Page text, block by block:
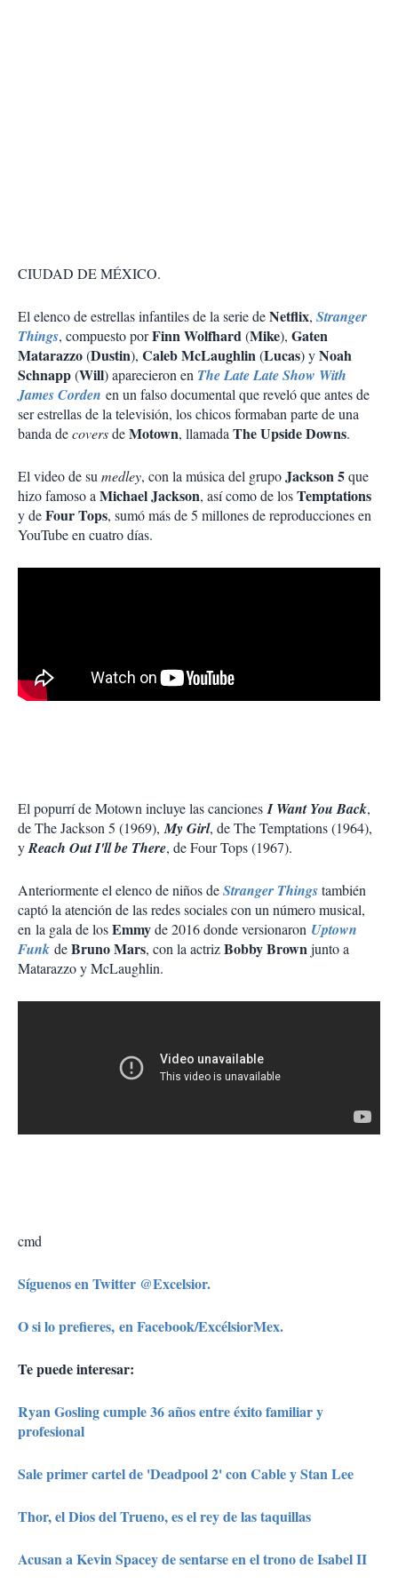
CIUDAD DE MÉXICO.
El elenco de estrellas infantiles de la serie deNetflix, Stranger
Things, compuesto porFinn Wolfhard(Mike), Gaten
Matarazzo(Dustin), Caleb McLaughlin(Lucas) yNoah
Schnapp(Will) aparecieron en The Late Late Show With
James Corden en un falso documental que reveló que antes de
ser estrellas de la televisión, los chicos formaban parte de una
banda decoversdeMotown, llamadaThe Upside Downs.
El video de sumedley, con la música del grupoJackson 5que
hizo famoso aMichael Jackson, así como de losTemptations
y deFour Tops, sumó más de 5 millones de reproducciones en
YouTube en cuatro días.
El popurrí de Motown incluye las canciones I Want You Back,
de The Jackson 5 (1969), My Girl, de The Temptations (1964),
yReach Out I'll be There, de Four Tops (1967).
Anteriormente el elenco de niños deStranger Thingstambién
captó la atención de las redes sociales con un número musical,
en la gala de losEmmyde 2016 donde versionaron Uptown
Funk deBruno Mars, con la actrizBobby Brownjunto a
Matarazzo y McLaughlin.
cmd
Síguenos en Twitter @Excelsior.
O si lo prefieres, en Facebook/ExcélsiorMex.
Te puede interesar:
Ryan Gosling cumple 36 años entre éxito familiar y
profesional
Sale primer cartel de 'Deadpool 2' con Cable y Stan Lee
Thor, el Dios del Trueno, es el rey de las taquillas
Acusan a Kevin Spacey de sentarse en el trono de Isabel II